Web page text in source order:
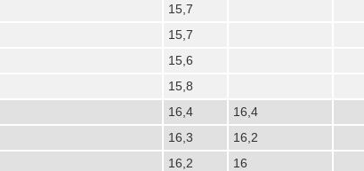
15,7
15,7
15,6
15,8
16,4
16,4
16,3
16,2
16,2
16